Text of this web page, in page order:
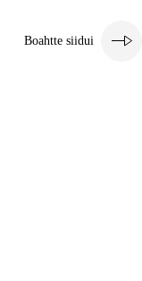
Boahtte siidui